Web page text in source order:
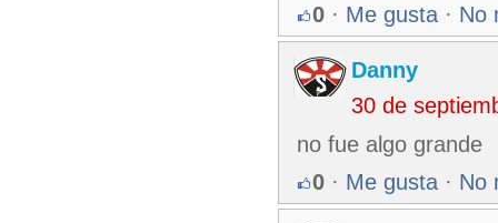
0 · Me gusta · No
Danny
30 de
no fue algo grande
0 · Me gusta · No